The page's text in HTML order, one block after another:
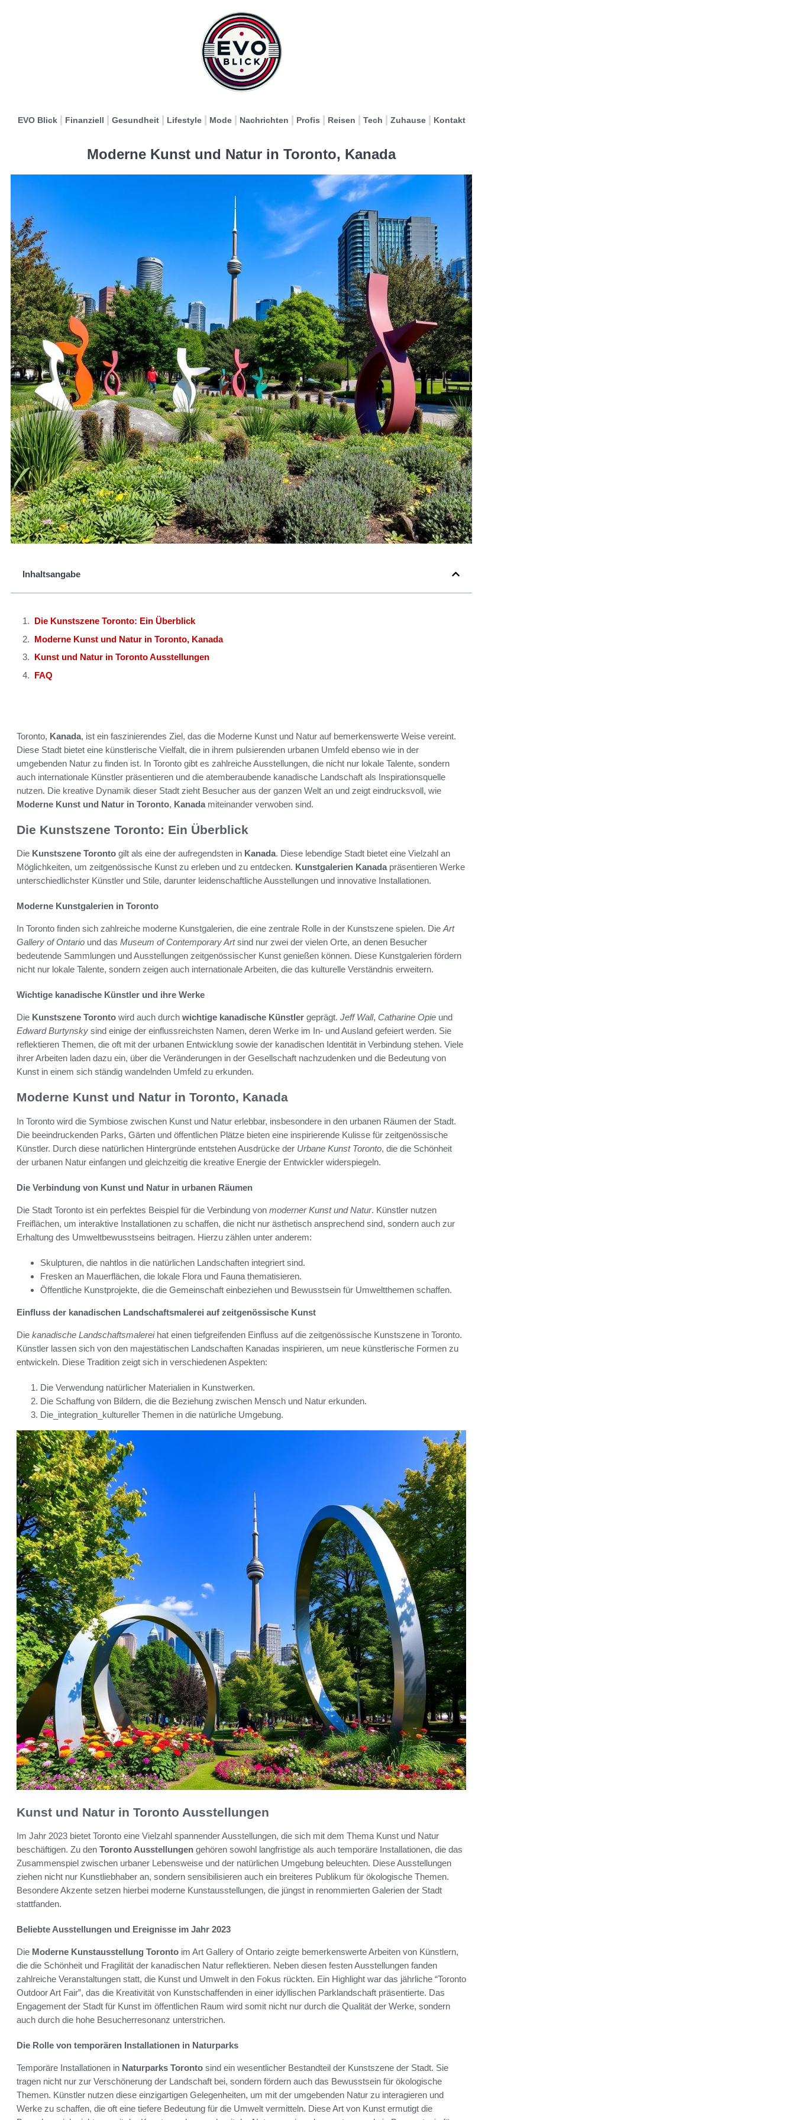
EVO Blick Finanziell Gesundheit Lifestyle Mode Nachrichten Profis Reisen Tech Zuhause Kontakt
Moderne Kunst und Natur in Toronto, Kanada
Inhaltsangabe
Die Kunstszene Toronto: Ein Überblick
Moderne Kunst und Natur in Toronto, Kanada
Kunst und Natur in Toronto Ausstellungen
FAQ
Toronto, Kanada, ist ein faszinierendes Ziel, das die Moderne Kunst und Natur auf bemerkenswerte Weise vereint.
Diese Stadt bietet eine künstlerische Vielfalt, die in ihrem pulsierenden urbanen Umfeld ebenso wie in der
umgebenden Natur zu finden ist. In Toronto gibt es zahlreiche Ausstellungen, die nicht nur lokale Talente, sondern
auch internationale Künstler präsentieren und die atemberaubende kanadische Landschaft als Inspirationsquelle
nutzen. Die kreative Dynamik dieser Stadt zieht Besucher aus der ganzen Welt an und zeigt eindrucksvoll, wie
Moderne Kunst und Natur in Toronto, Kanadamiteinander verwoben sind.
Die Kunstszene Toronto: Ein Überblick
Die Kunstszene Toronto gilt als eine der aufregendsten in Kanada. Diese lebendige Stadt bietet eine Vielzahl an
Möglichkeiten, um zeitgenössische Kunst zu erleben und zu entdecken. Kunstgalerien Kanadapräsentieren Werke
unterschiedlichster Künstler und Stile, darunter leidenschaftliche Ausstellungen und innovative Installationen.
Moderne Kunstgalerien in Toronto
In Toronto finden sich zahlreiche moderne Kunstgalerien, die eine zentrale Rolle in der Kunstszene spielen. Die Art
Gallery of Ontario und das Museum of Contemporary Artsind nur zwei der vielen Orte, an denen Besucher
bedeutende Sammlungen und Ausstellungen zeitgenössischer Kunst genießen können. Diese Kunstgalerien fördern
nicht nur lokale Talente, sondern zeigen auch internationale Arbeiten, die das kulturelle Verständnis erweitern.
Wichtige kanadische Künstler und ihre Werke
Die Kunstszene Toronto wird auch durch wichtige kanadische Künstler geprägt. Jeff Wall, Catharine Opie und
Edward Burtynsky sind einige der einflussreichsten Namen, deren Werke im In- und Ausland gefeiert werden. Sie
reflektieren Themen, die oft mit der urbanen Entwicklung sowie der kanadischen Identität in Verbindung stehen. Viele
ihrer Arbeiten laden dazu ein, über die Veränderungen in der Gesellschaft nachzudenken und die Bedeutung von
Kunst in einem sich ständig wandelnden Umfeld zu erkunden.
Moderne Kunst und Natur in Toronto, Kanada
In Toronto wird die Symbiose zwischen Kunst und Natur erlebbar, insbesondere in den urbanen Räumen der Stadt.
Die beeindruckenden Parks, Gärten und öffentlichen Plätze bieten eine inspirierende Kulisse für zeitgenössische
Künstler. Durch diese natürlichen Hintergründe entstehen Ausdrücke der Urbane Kunst Toronto, die die Schönheit
der urbanen Natur einfangen und gleichzeitig die kreative Energie der Entwickler widerspiegeln.
Die Verbindung von Kunst und Natur in urbanen Räumen
Die Stadt Toronto ist ein perfektes Beispiel für die Verbindung von moderner Kunst und Natur. Künstler nutzen
Freiflächen, um interaktive Installationen zu schaffen, die nicht nur ästhetisch ansprechend sind, sondern auch zur
Erhaltung des Umweltbewusstseins beitragen. Hierzu zählen unter anderem:
Skulpturen, die nahtlos in die natürlichen Landschaften integriert sind.
Fresken an Mauerflächen, die lokale Flora und Fauna thematisieren.
Öffentliche Kunstprojekte, die die Gemeinschaft einbeziehen und Bewusstsein für Umweltthemen schaffen.
Einfluss der kanadischen Landschaftsmalerei auf zeitgenössische Kunst
Die kanadische Landschaftsmalereihat einen tiefgreifenden Einfluss auf die zeitgenössische Kunstszene in Toronto.
Künstler lassen sich von den majestätischen Landschaften Kanadas inspirieren, um neue künstlerische Formen zu
entwickeln. Diese Tradition zeigt sich in verschiedenen Aspekten:
Die Verwendung natürlicher Materialien in Kunstwerken.
Die Schaffung von Bildern, die die Beziehung zwischen Mensch und Natur erkunden.
Die_integration_kultureller Themen in die natürliche Umgebung.
Kunst und Natur in Toronto Ausstellungen
Im Jahr 2023 bietet Toronto eine Vielzahl spannender Ausstellungen, die sich mit dem Thema Kunst und Natur
beschäftigen. Zu den Toronto Ausstellungen gehören sowohl langfristige als auch temporäre Installationen, die das
Zusammenspiel zwischen urbaner Lebensweise und der natürlichen Umgebung beleuchten. Diese Ausstellungen
ziehen nicht nur Kunstliebhaber an, sondern sensibilisieren auch ein breiteres Publikum für ökologische Themen.
Besondere Akzente setzen hierbei moderne Kunstausstellungen, die jüngst in renommierten Galerien der Stadt
stattfanden.
Beliebte Ausstellungen und Ereignisse im Jahr 2023
Die Moderne Kunstausstellung Toronto im Art Gallery of Ontario zeigte bemerkenswerte Arbeiten von Künstlern,
die die Schönheit und Fragilität der kanadischen Natur reflektieren. Neben diesen festen Ausstellungen fanden
zahlreiche Veranstaltungen statt, die Kunst und Umwelt in den Fokus rückten. Ein Highlight war das jährliche “Toronto
Outdoor Art Fair”, das die Kreativität von Kunstschaffenden in einer idyllischen Parklandschaft präsentierte. Das
Engagement der Stadt für Kunst im öffentlichen Raum wird somit nicht nur durch die Qualität der Werke, sondern
auch durch die hohe Besucherresonanz unterstrichen.
Die Rolle von temporären Installationen in Naturparks
Temporäre Installationen in Naturparks Toronto sind ein wesentlicher Bestandteil der Kunstszene der Stadt. Sie
tragen nicht nur zur Verschönerung der Landschaft bei, sondern fördern auch das Bewusstsein für ökologische
Themen. Künstler nutzen diese einzigartigen Gelegenheiten, um mit der umgebenden Natur zu interagieren und
Werke zu schaffen, die oft eine tiefere Bedeutung für die Umwelt vermitteln. Diese Art von Kunst ermutigt die